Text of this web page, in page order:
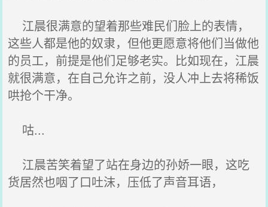
江晨很满意的望着那些难民们脸上的表情，
这些人都是他的奴隶，但他更愿意将他们当做他
的员工，前提是他们足够老实。比如现在，江晨
就很满意，在自己允许之前，没人冲上去将稀饭
哄抢个干净。
咕...
江晨苦笑着望了站在身边的孙娇一眼，这吃
货居然也咽了口吐沫，压低了声音耳语，